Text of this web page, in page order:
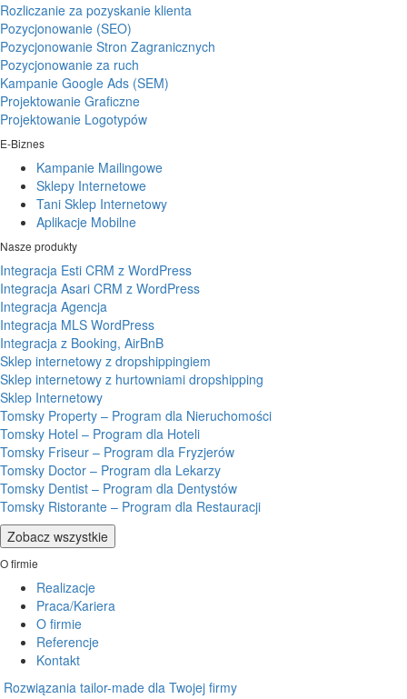
Rozliczanie za pozyskanie klienta
Pozycjonowanie (SEO)
Pozycjonowanie Stron Zagranicznych
Pozycjonowanie za ruch
Kampanie Google Ads (SEM)
Projektowanie Graficzne
Projektowanie Logotypów
E-Biznes
Kampanie Mailingowe
Sklepy Internetowe
Tani Sklep Internetowy
Aplikacje Mobilne
Nasze produkty
Integracja Esti CRM z WordPress
Integracja Asari CRM z WordPress
Integracja Agencja
Integracja MLS WordPress
Integracja z Booking, AirBnB
Sklep internetowy z dropshippingiem
Sklep internetowy z hurtowniami dropshipping
Sklep Internetowy
Tomsky Property – Program dla Nieruchomości
Tomsky Hotel – Program dla Hoteli
Tomsky Friseur – Program dla Fryzjerów
Tomsky Doctor – Program dla Lekarzy
Tomsky Dentist – Program dla Dentystów
Tomsky Ristorante – Program dla Restauracji
Zobacz wszystkie
O firmie
Realizacje
Praca/Kariera
O firmie
Referencje
Kontakt
Rozwiązania tailor-made dla Twojej firmy